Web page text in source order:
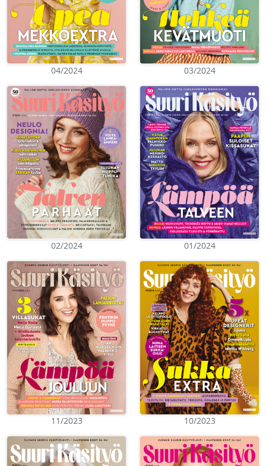
04/2024 03/2024
02/2024 01/2024
11/2023 10/2023